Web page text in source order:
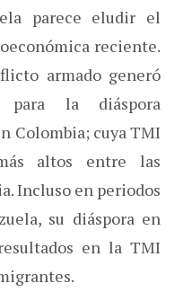
parece eludir el
reciente.
armado generó
para la diáspora
Colombia; cuya TMI
altos entre las
Incluso en periodos
su diáspora en
en la TMI